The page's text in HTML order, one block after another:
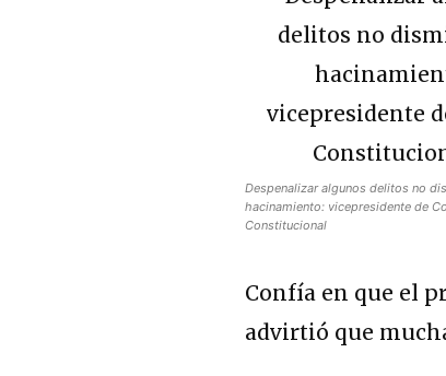
Despenalizar algunos delitos no
hacinamiento: vicepresidente de
Constitucional
Confía en que el
advirtió que